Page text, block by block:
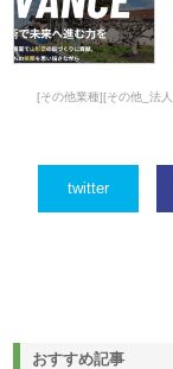
[その他業種][その他_法
twitter
おすすめ記事